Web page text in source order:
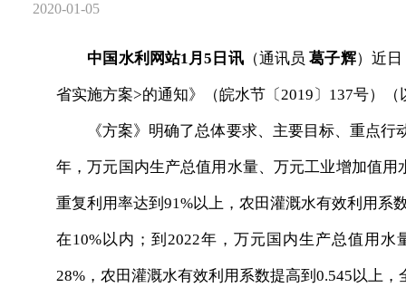
2020-01-05
中国水利网站1月5日讯（通讯员葛子辉）近
省实施方案>的通知》（皖水节〔2019〕137号）
《方案》明确了总体要求、主要目标、重点行
年，万元国内生产总值用水量、万元工业增加值
重复利用率达到91%以上，农田灌溉水有效利用系
在10%以内；到2022年，万元国内生产总值用
28%，农田灌溉水有效利用系数提高到0.545以上